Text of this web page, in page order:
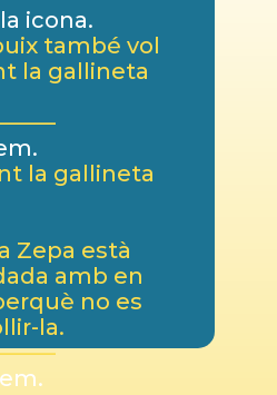
icona.
també vol
la gallineta
la gallineta
Zepa està
amb en
no es
la.